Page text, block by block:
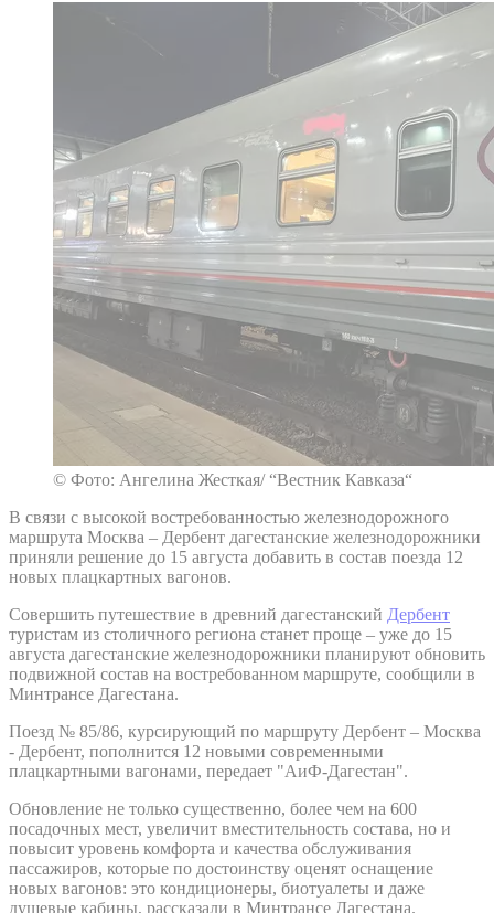
© Фото: Ангелина Жесткая/ “Вестник Кавказа“
В связи с высокой востребованностью железнодорожного
маршрута Москва – Дербент дагестанские железнодорожники
приняли решение до 15 августа добавить в состав поезда 12
новых плацкартных вагонов.
Совершить путешествие в древний дагестанский Дербент
туристам из столичного региона станет проще – уже до 15
августа дагестанские железнодорожники планируют обновить
подвижной состав на востребованном маршруте, сообщили в
Минтрансе Дагестана.
Поезд № 85/86, курсирующий по маршруту Дербент – Москва
- Дербент, пополнится 12 новыми современными
плацкартными вагонами, передает "АиФ-Дагестан".
Обновление не только существенно, более чем на 600
посадочных мест, увеличит вместительность состава, но и
повысит уровень комфорта и качества обслуживания
пассажиров, которые по достоинству оценят оснащение
новых вагонов: это кондиционеры, биотуалеты и даже
душевые кабины, рассказали в Минтрансе Дагестана.